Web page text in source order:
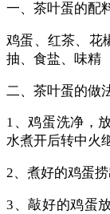
一、茶叶蛋的配
鸡蛋、红茶、花
抽、食盐、味精
二、茶叶蛋的做
1、鸡蛋洗净，
水煮开后转中火
2、煮好的鸡蛋
3、敲好的鸡蛋